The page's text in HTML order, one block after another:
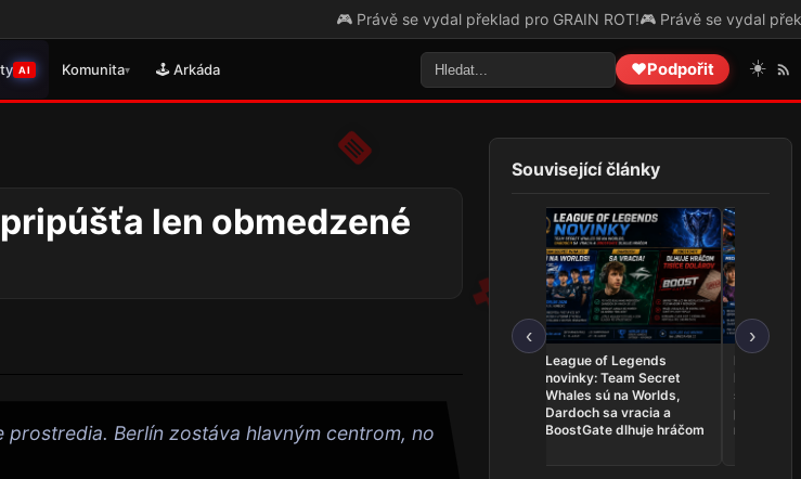
🎮 Právě se vydal překlad pro GRAIN ROT!🎮 Právě se vydal překlad pro Forest
AI Komunita▾ 🕹️ Arkáda ❤️Podpořit ☀️
len obmedzené
prostredia. Berlín zostáva hlavným centrom, no
Související články
‹
Praha žije Open Cupom
League of Legends
novinky: Team Secret
Whales sú na Worlds,
Dardoch sa vracia a
BoostGate dlhuje hráčom
Rocket
Mech a
šancu na
postupe
nechce
›